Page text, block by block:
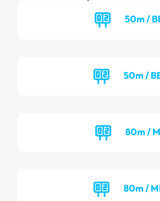
50m /
50m /
80m /
80m /